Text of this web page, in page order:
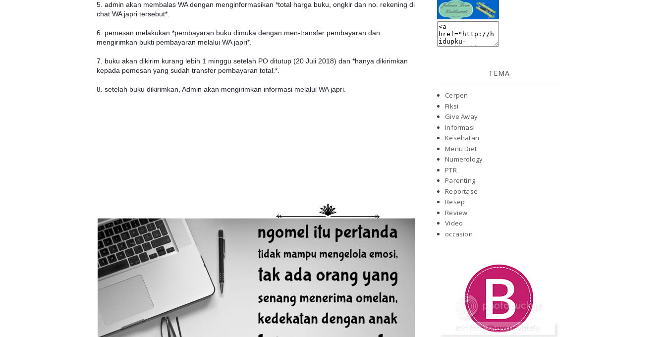
5. admin akan membalas WA dengan menginformasikan *total harga buku, ongkir dan no. rekening di
chat WA japri tersebut*.
6. pemesan melakukan *pembayaran buku dimuka dengan men-transfer pembayaran dan
mengirimkan bukti pembayaran melalui WA japri*.
7. buku akan dikirim kurang lebih 1 minggu setelah PO ditutup (20 Juli 2018) dan *hanya dikirimkan
kepada pemesan yang sudah transfer pembayaran total.*.
8. setelah buku dikirimkan, Admin akan mengirimkan informasi melalui WA japri.
TEMA
Cerpen
Fiksi
Give Away
Informasi
Kesehatan
Menu Diet
Numerology
PTR
Parenting
Reportase
Resep
Review
Video
occasion